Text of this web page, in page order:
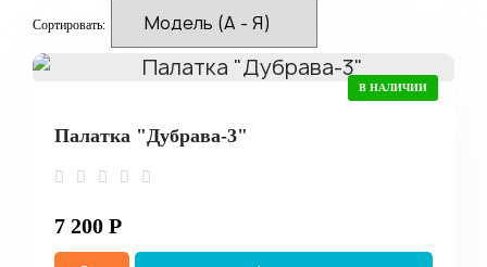
Сортировать:
В НАЛИЧИИ
Палатка "Дубрава-3"
7 200 Р